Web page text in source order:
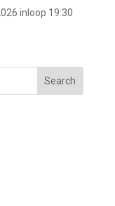
inloop 19:30
Search